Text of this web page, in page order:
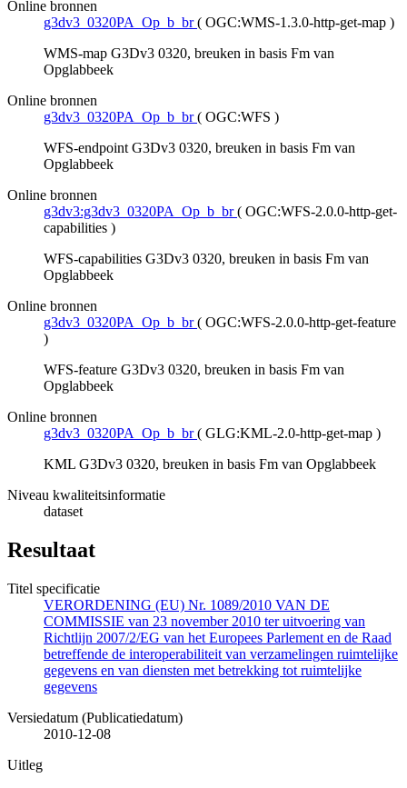
Online bronnen
g3dv3_0320PA_Op_b_br ( OGC:WMS-1.3.0-http-get-map )
WMS-map G3Dv3 0320, breuken in basis Fm van
Opglabbeek
Online bronnen
g3dv3_0320PA_Op_b_br ( OGC:WFS )
WFS-endpoint G3Dv3 0320, breuken in basis Fm van
Opglabbeek
Online bronnen
g3dv3:g3dv3_0320PA_Op_b_br ( OGC:WFS-2.0.0-http-get-
capabilities )
WFS-capabilities G3Dv3 0320, breuken in basis Fm van
Opglabbeek
Online bronnen
g3dv3_0320PA_Op_b_br ( OGC:WFS-2.0.0-http-get-feature
)
WFS-feature G3Dv3 0320, breuken in basis Fm van
Opglabbeek
Online bronnen
g3dv3_0320PA_Op_b_br ( GLG:KML-2.0-http-get-map )
KML G3Dv3 0320, breuken in basis Fm van Opglabbeek
Niveau kwaliteitsinformatie
dataset
Resultaat
Titel specificatie
VERORDENING (EU) Nr. 1089/2010 VAN DE
COMMISSIE van 23 november 2010 ter uitvoering van
Richtlijn 2007/2/EG van het Europees Parlement en de Raad
betreffende de interoperabiliteit van verzamelingen ruimtelijke
gegevens en van diensten met betrekking tot ruimtelijke
gegevens
Versiedatum (Publicatiedatum)
2010-12-08
Uitleg